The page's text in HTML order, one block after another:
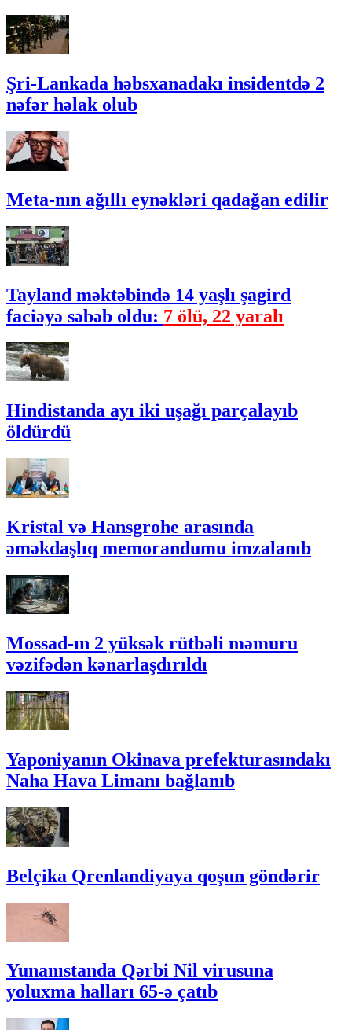
Şri-Lankada həbsxanadakı insidentdə 2
nəfər həlak olub
Meta-nın ağıllı eynəkləri qadağan edilir
Tayland məktəbində 14 yaşlı şagird
faciəyə səbəb oldu: 7 ölü, 22 yaralı
Hindistanda ayı iki uşağı parçalayıb
öldürdü
Kristal və Hansgrohe arasında
əməkdaşlıq memorandumu imzalanıb
Mossad-ın 2 yüksək rütbəli məmuru
vəzifədən kənarlaşdırıldı
Yaponiyanın Okinava prefekturasındakı
Naha Hava Limanı bağlanıb
Belçika Qrenlandiyaya qoşun göndərir
Yunanıstanda Qərbi Nil virusuna
yoluxma halları 65-ə çatıb